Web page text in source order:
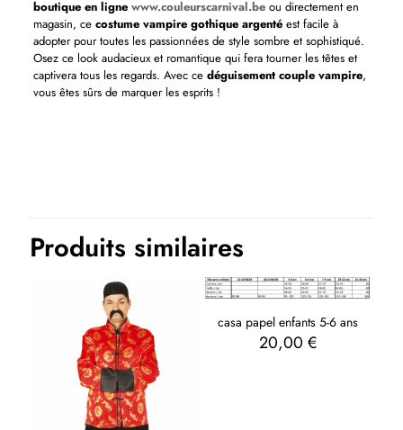
boutique en ligne www.couleurscarnival.beou directement en
magasin, ce costume vampire gothique argentéest facile à
adopter pour toutes les passionnées de style sombre et sophistiqué.
Osez ce look audacieux et romantique qui fera tourner les têtes et
captivera tous les regards. Avec ce déguisement couple vampire,
vous êtes sûrs de marquer les esprits !
Produits similaires
casa papel enfants 5-6 ans
20,00 €